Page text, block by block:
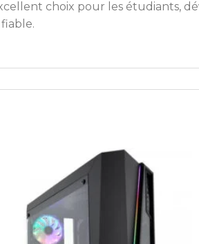
choix pour les étudiants,